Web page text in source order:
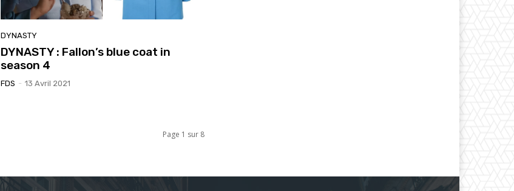
DYNASTY
DYNASTY : Fallon’s blue coat in
season 4
FDS - 13 Avril 2021
Page 1 sur 8